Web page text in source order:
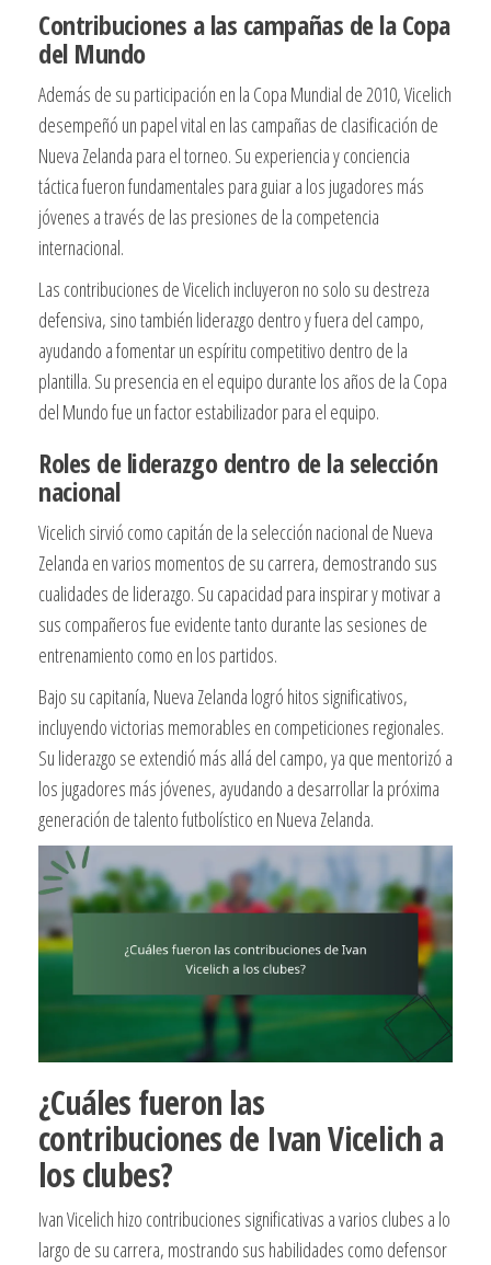
Contribuciones a las campañas de la Copa
del Mundo
Además de su participación en la Copa Mundial de 2010, Vicelich
desempeñó un papel vital en las campañas de clasificación de
Nueva Zelanda para el torneo. Su experiencia y conciencia
táctica fueron fundamentales para guiar a los jugadores más
jóvenes a través de las presiones de la competencia
internacional.
Las contribuciones de Vicelich incluyeron no solo su destreza
defensiva, sino también liderazgo dentro y fuera del campo,
ayudando a fomentar un espíritu competitivo dentro de la
plantilla. Su presencia en el equipo durante los años de la Copa
del Mundo fue un factor estabilizador para el equipo.
Roles de liderazgo dentro de la selección
nacional
Vicelich sirvió como capitán de la selección nacional de Nueva
Zelanda en varios momentos de su carrera, demostrando sus
cualidades de liderazgo. Su capacidad para inspirar y motivar a
sus compañeros fue evidente tanto durante las sesiones de
entrenamiento como en los partidos.
Bajo su capitanía, Nueva Zelanda logró hitos significativos,
incluyendo victorias memorables en competiciones regionales.
Su liderazgo se extendió más allá del campo, ya que mentorizó a
los jugadores más jóvenes, ayudando a desarrollar la próxima
generación de talento futbolístico en Nueva Zelanda.
¿Cuáles fueron las
contribuciones de Ivan Vicelich a
los clubes?
Ivan Vicelich hizo contribuciones significativas a varios clubes a lo
largo de su carrera, mostrando sus habilidades como defensor